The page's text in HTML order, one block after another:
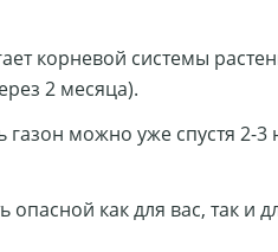
корневой системы
2 месяца).
можно уже спустя 2-3
как для вас, так и